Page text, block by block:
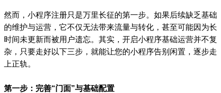
然而，小程序注册只是万里长征的第一步。如果后续缺乏基础
的维护与运营，它不仅无法带来流量与转化，甚至可能因为长
时间未更新而被用户遗忘。其实，开启小程序基础运营并不复
杂，只要走好以下三步，就能让您的小程序告别闲置，逐步走
上正轨。
第一步：完善“门面”与基础配置